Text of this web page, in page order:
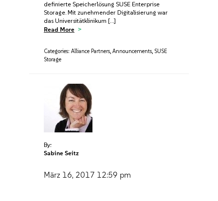
definierte Speicherlösung SUSE Enterprise
Storage. Mit zunehmender Digitalisierung war
das Universitätklinikum […]
Read More
Categories: Alliance Partners, Announcements, SUSE
Storage
By:
Sabine Seitz
März 16, 2017 12:59 pm